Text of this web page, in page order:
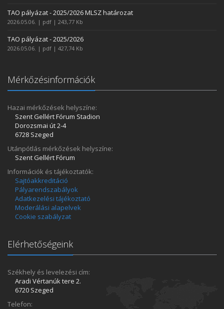
TAO pályázat - 2025/2026 MLSZ határozat
2026.05.06. | pdf | 243,77 Kb
TAO pályázat - 2025/2026
2026.05.06. | pdf | 427,74 Kb
Mérkőzésinformációk
Hazai mérkőzések helyszíne:
Szent Gellért Fórum Stadion
Dorozsmai út 2-4
6728 Szeged
Utánpótlás mérkőzések helyszíne:
Szent Gellért Fórum
Információk és tájékoztatók:
Sajtóakkreditáció
Pályarendszabályok
Adatkezelési tájékoztató
Moderálási alapelvek
Cookie szabályzat
Elérhetőségeink
Székhely és levelezési cím:
Aradi Vértanúk tere 2.
6720 Szeged
Telefon: